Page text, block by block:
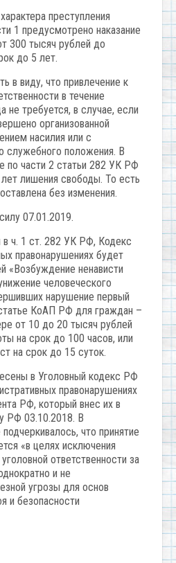
преступления
1 предусмотрено наказание
300 тысяч рублей до
до 5 лет.
в виду, что привлечение к
в течение
требуется, в случае, если
организованной
насилия или с
служебного положения. В
по части 2 статьи 282 УК РФ
лишения свободы. То есть
без изменения.
07.01.2019.
в ч. 1 ст. 282 УК РФ, Кодекс
правонарушениях будет
«Возбуждение ненависти
человеческого
нарушение первый
КоАП РФ для граждан –
от 10 до 20 тысяч рублей
на срок до 100 часов, или
на срок до 15 суток.
в Уголовный кодекс РФ
правонарушениях
РФ, который внес их в
РФ 03.10.2018. В
что принятие
«в целях исключения
ответственности за
и не
угрозы для основ
и безопасности